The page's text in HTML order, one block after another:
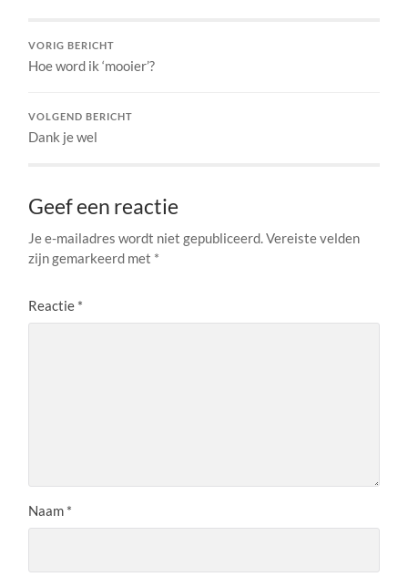
VORIG BERICHT
Hoe word ik ‘mooier’?
VOLGEND BERICHT
Dank je wel
Geef een reactie
Je e-mailadres wordt niet gepubliceerd.Vereiste velden
zijn gemarkeerd met *
Reactie *
Naam *